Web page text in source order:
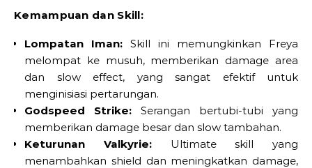
Kemampuan dan Skill:
Lompatan Iman: Skill ini memungkinkan Freya
melompat ke musuh, memberikan damage area
dan slow effect, yang sangat efektif untuk
menginisiasi pertarungan.
Godspeed Strike: Serangan bertubi-tubi yang
memberikan damage besar dan slow tambahan.
Keturunan Valkyrie:Ultimate skill yang
menambahkan shield dan meningkatkan damage,